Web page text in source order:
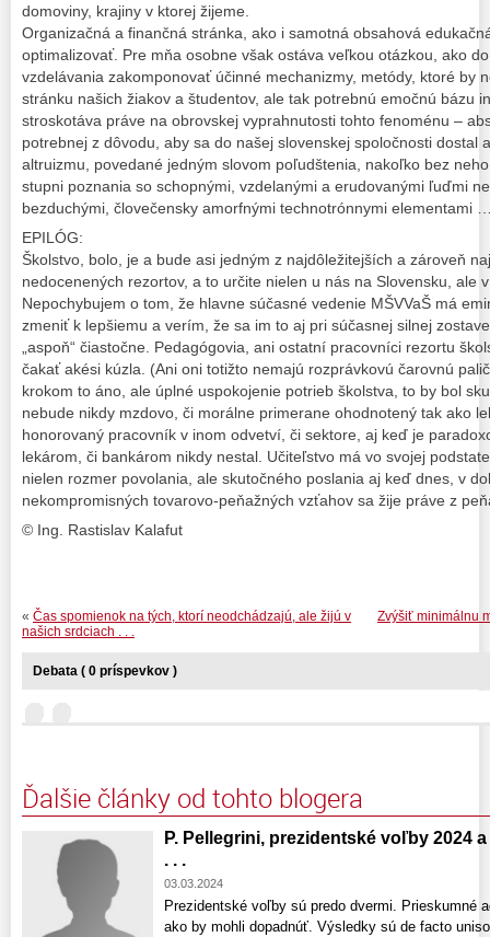
domoviny, krajiny v ktorej žijeme.
Organizačná a finančná stránka, ako i samotná obsahová
optimalizovať. Pre mňa osobne však ostáva veľkou otázkou, ako
vzdelávania zakomponovať účinné mechanizmy, metódy, ktoré by
stránku našich žiakov a študentov, ale tak potrebnú emočnú bázu
stroskotáva práve na obrovskej vyprahnutosti tohto fenoménu –
potrebnej z dôvodu, aby sa do našej slovenskej spoločnosti dostal
altruizmu, povedané jedným slovom poľudštenia, nakoľko bez
stupni poznania so schopnými, vzdelanými a erudovanými ľuďmi
bezduchými, človečensky amorfnými technotrónnymi elementami
EPILÓG:
Školstvo, bolo, je a bude asi jedným z najdôležitejších a zároveň
nedocenených rezortov, a to určite nielen u nás na Slovensku, ale
Nepochybujem o tom, že hlavne súčasné vedenie MŠVVaŠ má
zmeniť k lepšiemu a verím, že sa im to aj pri súčasnej silnej
„aspoň“ čiastočne. Pedagógovia, ani ostatní pracovníci rezortu
čakať akési kúzla. (Ani oni totižto nemajú rozprávkovú čarovnú
krokom to áno, ale úplné uspokojenie potrieb školstva, to by bol
nebude nikdy mzdovo, či morálne primerane ohodnotený tak ako
honorovaný pracovník v inom odvetví, či sektore, aj keď je
lekárom, či bankárom nikdy nestal. Učiteľstvo má vo svojej
nielen rozmer povolania, ale skutočného poslania aj keď dnes, v
nekompromisných tovarovo-peňažných vzťahov sa žije práve z
© Ing. Rastislav Kalafut
Zvýšiť minimálnu
« Čas spomienok na tých, ktorí neodchádzajú, ale žijú v
našich srdciach . . .
Debata ( 0 príspevkov )
Ďalšie články od tohto blogera
P. Pellegrini, prezidentské voľby 2024
. . .
03.03.2024
Prezidentské voľby sú predo dvermi. Prieskumné
ako by mohli dopadnúť. Výsledky sú de facto